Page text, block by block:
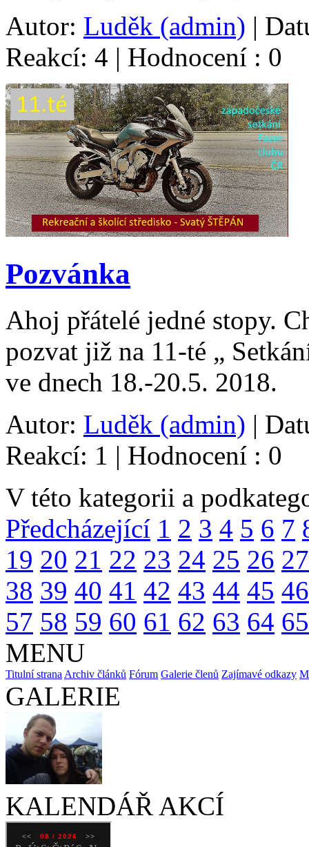
Autor: Luděk (admin) |
Reakcí: 4 | Hodnocení : 0
Pozvánka
Ahoj přátelé jedné stopy.
pozvat již na 11-té „
ve dnech 18.-20.5. 2018.
Autor: Luděk (admin) |
Reakcí: 1 | Hodnocení : 0
V této kategorii a
Předcházející 1 2 3 4 5 6 7
19 20 21 22 23 24 25 26 27
38 39 40 41 42 43 44 45 46
57 58 59 60 61 62 63 64 65
MENU
Titulní strana Archiv článků Fórum Galerie členů Zajímavé odkazy
GALERIE
KALENDÁŘ AKCÍ